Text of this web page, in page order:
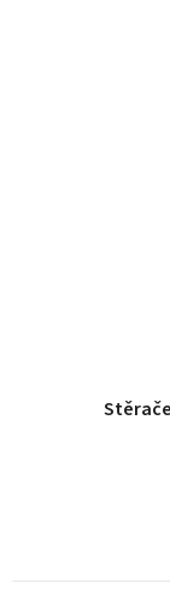
Stěrače